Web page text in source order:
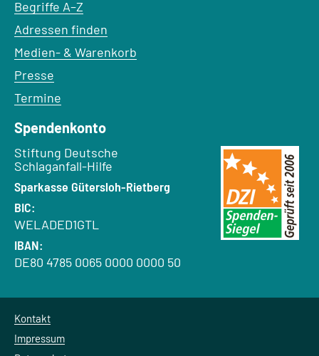
Begriffe A–Z
Adressen finden
Medien- & Warenkorb
Presse
Termine
Spendenkonto
Empfänger:
Stiftung Deutsche
Schlaganfall-Hilfe
Bank:
Sparkasse Gütersloh-Rietberg
BIC:
WELADED1GTL
IBAN:
DE80 4785 0065 0000 0000 50
Kontakt
Impressum